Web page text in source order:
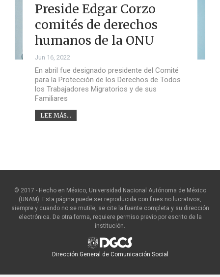
Preside Edgar Corzo
comités de derechos
humanos de la ONU
Jun 16, 2022
En abril fue designado presidente del Comité
para la Protección de los Derechos de Todos
los Trabajadores Migratorios y de sus
Familiares
LEE MÁS...
© 2017 - Hecho en México, Universidad Nacional Autónoma de México
(UNAM). Esta página puede ser reproducida con fines no lucrativos,
siempre y cuando no se mutile, se cite la fuente completa y su dirección
electrónica. De otra forma, requiere permiso previo por escrito de la
institución.
Dirección General de Comunicación Social